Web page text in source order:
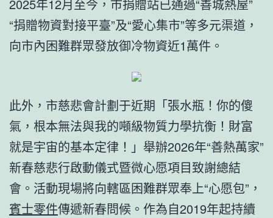
2025年12月至今，市捐贈站已通過“善城熱屋”
“捐贈物資對接平臺”及“愛心集市”等多元渠道，
向市內困難群眾發放御冷物資近1萬件。
此外，市慈悲會計劃于近期「張水瓶！你的傻
氣，根本無法與我的噸級物質力學抗衡！財富
就是宇宙的基本定律！」舉辦2026年“善熱萬家”
新春慈悲行啟動儀式暨微心愿項目致謝總結
會。活動現場將向轄區困難群眾奉上“心愿包”，
賓士零件傳遞新春問候。作為自2019年起持續